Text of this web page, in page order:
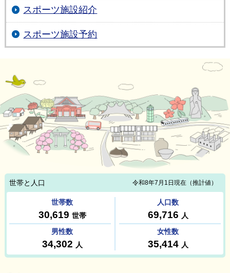
スポーツ施設紹介
スポーツ施設予約